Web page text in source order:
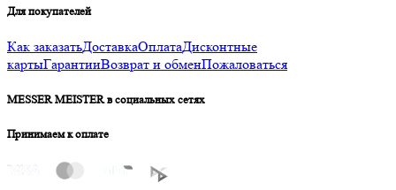
Для покупателей
Как заказатьДоставкаОплатаДисконтные
картыГарантииВозврат и обменПожаловаться
MESSER MEISTER в социальных сетях
Принимаем к оплате